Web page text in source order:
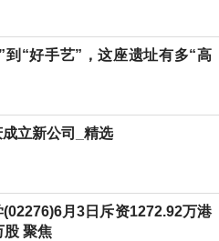
到“好手艺”，这座遗址有多“高
立新公司_精选
(02276)6月3日斥资1272.92万港
股 聚焦